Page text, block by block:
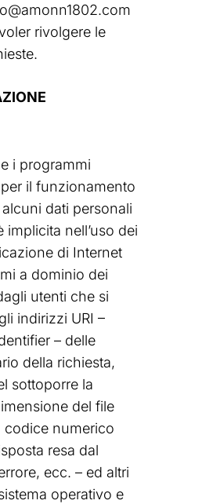
rivolgere le
i programmi
il funzionamento
dati personali
implicita nell’uso dei
di Internet
a dominio dei
utenti che si
indirizzi URI –
– delle
della richiesta,
sottoporre la
del file
codice numerico
resa dal
ecc. – ed altri
operativo e